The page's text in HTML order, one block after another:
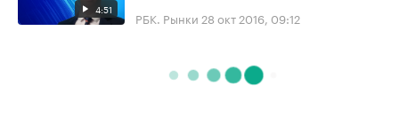
4:51 РБК. Рынки 28 окт 2016, 09:12